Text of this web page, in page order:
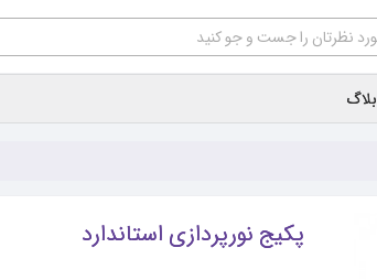
بلاگ
پکیج نورپردازی استاندارد